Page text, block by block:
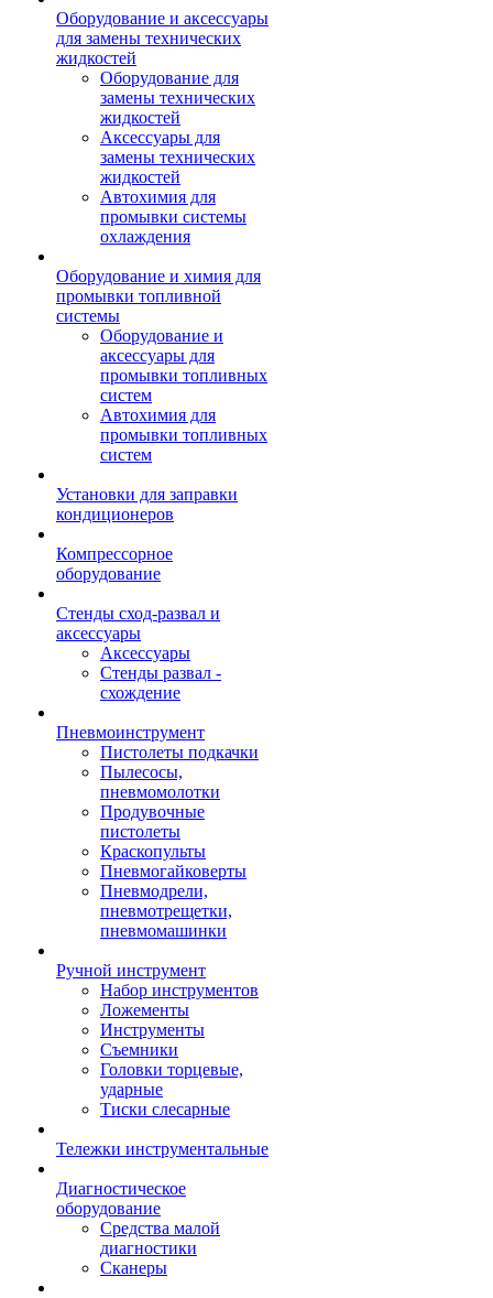
Оборудование и аксессуары
для замены технических
жидкостей
Оборудование для
замены технических
жидкостей
Аксессуары для
замены технических
жидкостей
Автохимия для
промывки системы
охлаждения
Оборудование и химия для
промывки топливной
системы
Оборудование и
аксессуары для
промывки топливных
систем
Автохимия для
промывки топливных
систем
Установки для заправки
кондиционеров
Компрессорное
оборудование
Стенды сход-развал и
аксессуары
Аксессуары
Стенды развал -
схождение
Пневмоинструмент
Пистолеты подкачки
Пылесосы,
пневмомолотки
Продувочные
пистолеты
Краскопульты
Пневмогайковерты
Пневмодрели,
пневмотрещетки,
пневмомашинки
Ручной инструмент
Набор инструментов
Ложементы
Инструменты
Съемники
Головки торцевые,
ударные
Тиски слесарные
Тележки инструментальные
Диагностическое
оборудование
Средства малой
диагностики
Сканеры